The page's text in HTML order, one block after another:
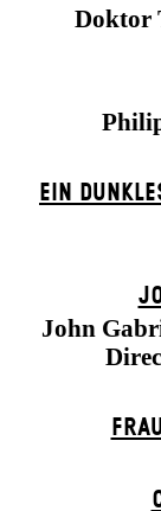
Doktor
EIN
John